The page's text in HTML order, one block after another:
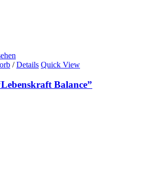
/ Details Quick View
Balance”